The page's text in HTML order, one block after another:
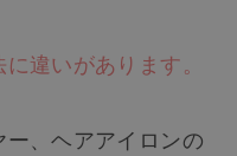
違いがあります。
、ヘアアイロンの